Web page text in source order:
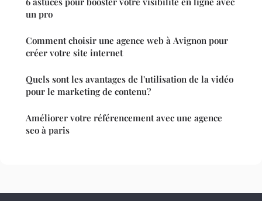
un pro
Comment choisir une agence web à Avignon pour
créer votre site internet
Quels sont les avantages de l'utilisation de la vidéo
pour le marketing de contenu?
Améliorer votre référencement avec une agence
seo à paris